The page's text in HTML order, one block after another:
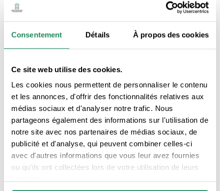
Consentement Détails À propos des cookies
Ce site web utilise des cookies.
Les cookies nous permettent de personnaliser le contenu
et les annonces, d'offrir des fonctionnalités relatives aux
médias sociaux et d'analyser notre trafic. Nous
partageons également des informations sur l'utilisation de
notre site avec nos partenaires de médias sociaux, de
publicité et d'analyse, qui peuvent combiner celles-ci
avec d'autres informations que vous leur avez fournies
ou qu'ils ont collectées lors de votre utilisation de leurs
Réception 24h
SERVICES DE CHAMBRE
Chambres climatisées TV dans la chambre
Produits d'hygiène
personnelle
Chambres avec
connexion Internet